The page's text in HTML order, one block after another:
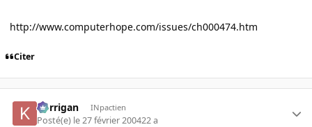
http://www.computerhope.com/issues/ch000474.htm
Citer
korrigan INpactien
Posté(e) le 27 février 200422 a